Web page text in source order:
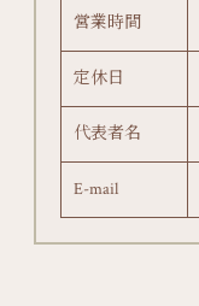
営業時間
定休日
代表者名
E-mail